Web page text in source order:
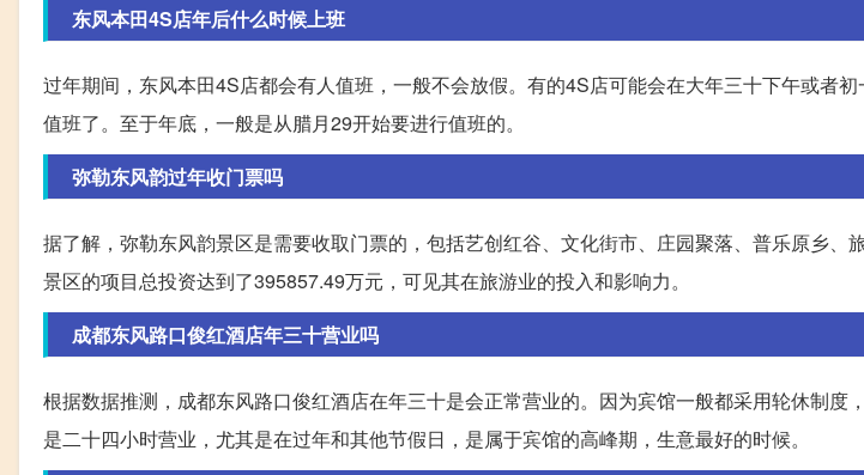
东风本田4S店年后什么时候上班
过年期间，东风本田4S店都会有人值班，一般不会放假。有的4S店可能会在大年三十下午或者
值班了。至于年底，一般是从腊月29开始要进行值班的。
弥勒东风韵过年收门票吗
据了解，弥勒东风韵景区是需要收取门票的，包括艺创红谷、文化街市、庄园聚落、普乐原乡、
景区的项目总投资达到了395857.49万元，可见其在旅游业的投入和影响力。
成都东风路口俊红酒店年三十营业吗
根据数据推测，成都东风路口俊红酒店在年三十是会正常营业的。因为宾馆一般都采用轮休制度
是二十四小时营业，尤其是在过年和其他节假日，是属于宾馆的高峰期，生意最好的时候。